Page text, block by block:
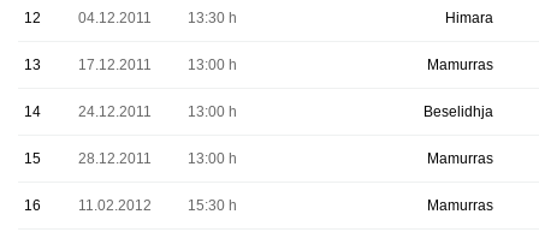
12 04.12.2011 13:30 h Himara
13 17.12.2011 13:00 h Mamurras
14 24.12.2011 13:00 h Beselidhja
15 28.12.2011 13:00 h Mamurras
16 11.02.2012 15:30 h Mamurras